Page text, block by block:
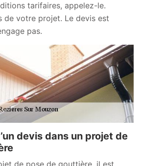
tarifaires, appelez-le.
de votre projet. Le devis est
pas.
devis dans un projet de
de pose de gouttière, il est